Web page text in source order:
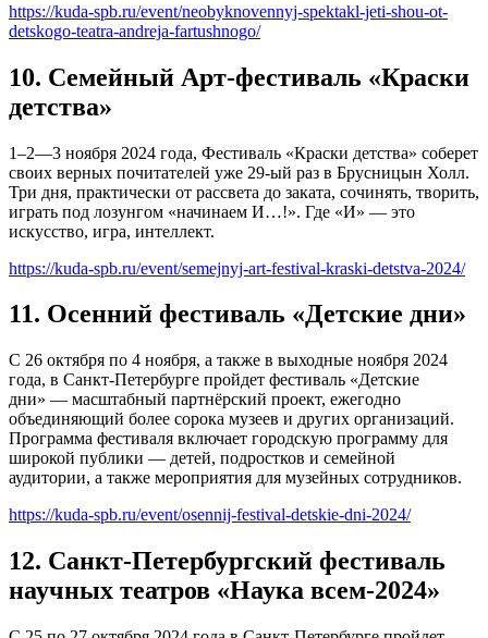
https://kuda-spb.ru/event/neobyknovennyj-spektakl-jeti-shou-ot-
detskogo-teatra-andreja-fartushnogo/
10. Семейный Арт-фестиваль «Краски
детства»
1–2—3 ноября 2024 года, Фестиваль «Краски детства» соберет
своих верных почитателей уже 29-ый раз в Брусницын Холл.
Три дня, практически от рассвета до заката, сочинять, творить,
играть под лозунгом «начинаем И…!». Где «И» — это
искусство, игра, интеллект.
https://kuda-spb.ru/event/semejnyj-art-festival-kraski-detstva-2024/
11. Осенний фестиваль «Детские дни»
С 26 октября по 4 ноября, а также в выходные ноября 2024
года, в Санкт-Петербурге пройдет фестиваль «Детские
дни» — масштабный партнёрский проект, ежегодно
объединяющий более сорока музеев и других организаций.
Программа фестиваля включает городскую программу для
широкой публики — детей, подростков и семейной
аудитории, а также мероприятия для музейных сотрудников.
https://kuda-spb.ru/event/osennij-festival-detskie-dni-2024/
12. Санкт-Петербургский фестиваль
научных театров «Наука всем-2024»